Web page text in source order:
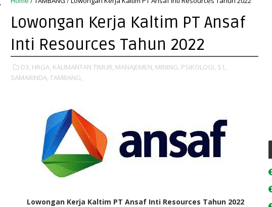
Lowongan Kerja Kaltim PT Ansaf
Inti Resources Tahun 2022
D3, HRGA, KALIMANTAN TIMUR, MANAJEMEN, MINING, PSIKOLOGI, S1,
SAMARINDA, TAMBANG,
Lowongan Kerja Kaltim PT Ansaf Inti Resources Tahun 2022